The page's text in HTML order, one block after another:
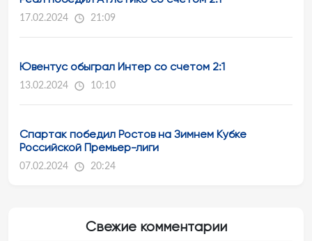
17.02.2024 21:09
Ювентус обыграл Интер со счетом 2:1
13.02.2024 10:10
Спартак победил Ростов на Зимнем Кубке
Российской Премьер-лиги
07.02.2024 20:24
Свежие комментарии